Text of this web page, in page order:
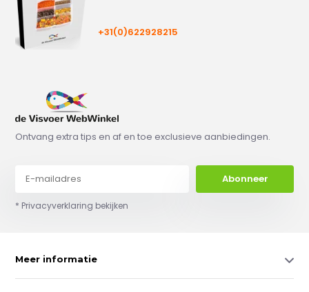
+31(0)622928215
Ontvang extra tips en af en toe exclusieve aanbiedingen.
Abonneer
* Privacyverklaring bekijken
Meer informatie